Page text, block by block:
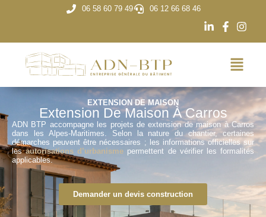
06 58 60 79 49 06 12 66 68 46
EXTENSION DE MAISON
Extension De Maison À Carros
ADN BTP accompagne les projets de extension de maison à Carros
dans les Alpes-Maritimes. Selon la nature du chantier, certaines
démarches peuvent être nécessaires ; les informations officielles sur
lesautorisations d’urbanisme permettent de vérifier les formalités
applicables.
Demander un devis construction